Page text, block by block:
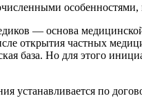
особенностями,
— основа
открытия частных
база. Но для этого
по